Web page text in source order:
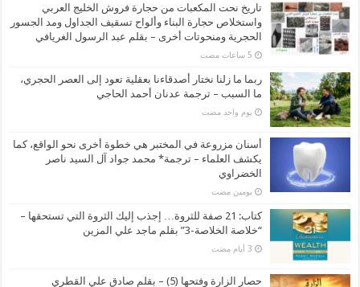
تاريخ نحت المكعبات من حجارة فروش الخليج العربي
واستخلاص حجارة البناء وألواح تسقيف الجداول ومد الجسور
الحجرية ومنحوتات أخرى – بقلم عبد الرسول الغريافي
ربما ما زلنا نختار أصدقاءنا بعقلية تعود إلى العصر الحجري،
ما السبب – ترجمة عدنان أحمد الحاجي
‏يوم واحد مضت
أسنان مزروعة في المختبر هي خطوة أخرى نحو الواقع، كما
يكشف العلماء – ترجمة* محمد جواد آل السيد ناصر
الخضراوي
‏يومين مضت
كتاب: 21 صفة للثروة… إجذب إليك الثروة التي تستحقها –
“خلاصة الخلاصة-3” بقلم ماجد علي المزين
حصار الزارة وفتحها (5) – بقلم صادق علي القطري